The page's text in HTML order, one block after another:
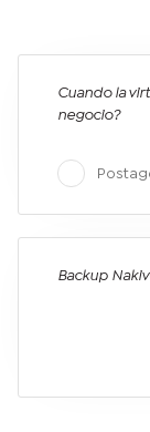
Cuando la
negocio?
Backup